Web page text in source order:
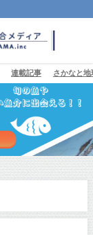
連載記事 さかなと地